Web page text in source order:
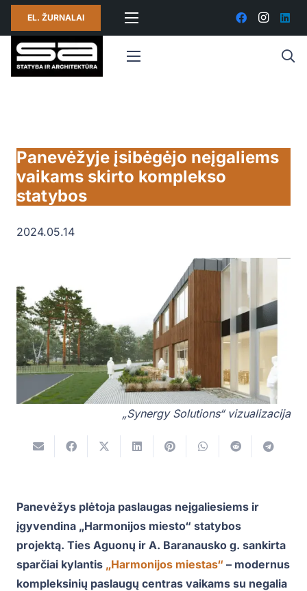
EL. ŽURNALAI
Panevėžyje įsibėgėjo neįgaliems
vaikams skirto komplekso
statybos
2024.05.14
„Synergy Solutions“ vizualizacija
Panevėžys plėtoja paslaugas neįgaliesiems ir
įgyvendina „Harmonijos miesto“ statybos
projektą. Ties Aguonų ir A. Baranausko g. sankirta
sparčiai kylantis „Harmonijos miestas“ – modernus
kompleksinių paslaugų centras vaikams su negalia